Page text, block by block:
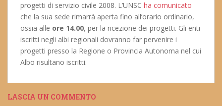
progetti di servizio civile 2008. L’UNSC ha comunicato
che la sua sede rimarrà aperta fino all’orario ordinario,
ossia alle ore 14.00, per la ricezione dei progetti. Gli enti
iscritti negli albi regionali dovranno far pervenire i
progetti presso la Regione o Provincia Autonoma nel cui
Albo risultano iscritti.
LASCIA UN COMMENTO